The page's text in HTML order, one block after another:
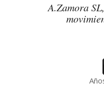
A.Zamora